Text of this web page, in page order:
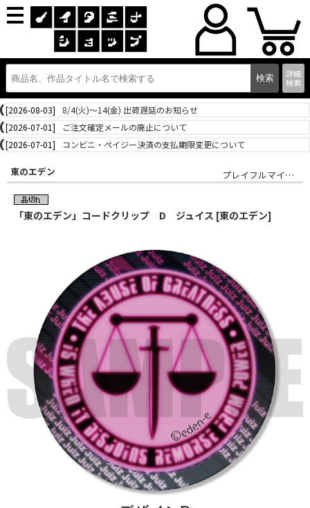
詳細
検索
[2026-08-03]
8/4(火)～14(金) 出荷遅延のお知らせ
[2026-07-01]
ご注文確定メールの廃止について
[2026-07-01]
コンビニ・ペイジー決済の支払期限変更について
東のエデン プレイフルマインドカンパニー
「東のエデン」コードクリップ D ジュイス [東のエデン]